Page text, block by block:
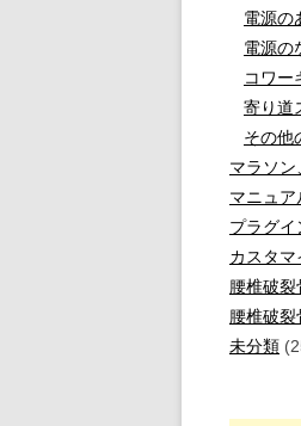
電源の
電源の
コワー
寄り道
その他
マラソン
マニュア
プラグイ
カスタマ
腰椎破
腰椎破
未分類